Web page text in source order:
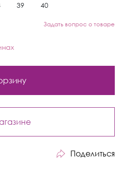
39 40
Задать вопрос о товаре
Поделиться